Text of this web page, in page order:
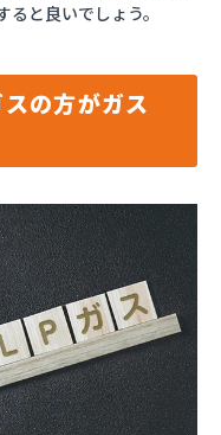
と良いでしょう。
の方がガス